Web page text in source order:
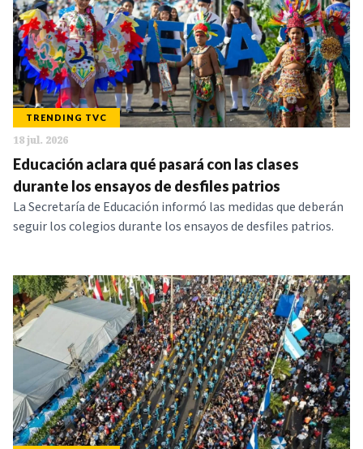
TRENDING TVC
18 jul. 2026
Educación aclara qué pasará con las clases
durante los ensayos de desfiles patrios
La Secretaría de Educación informó las medidas que deberán
seguir los colegios durante los ensayos de desfiles patrios.